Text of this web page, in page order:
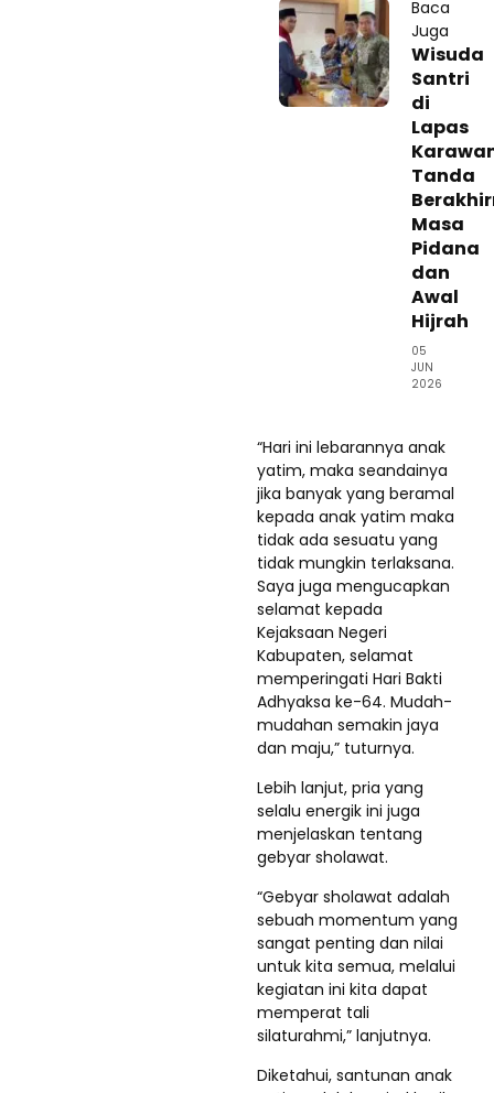
Baca
Juga
Wisuda
Santri
di
Lapas
Tanda
Masa
Pidana
dan
Awal
Hijrah
05
JUN
2026
“Hari ini lebarannya anak
yatim, maka seandainya
jika banyak yang beramal
kepada anak yatim maka
tidak ada sesuatu yang
tidak mungkin terlaksana.
Saya juga mengucapkan
selamat kepada
Kejaksaan Negeri
Kabupaten, selamat
memperingati Hari Bakti
Adhyaksa ke-64. Mudah-
mudahan semakin jaya
dan maju,” tuturnya.
Lebih lanjut, pria yang
selalu energik ini juga
menjelaskan tentang
gebyar sholawat.
“Gebyar sholawat adalah
sebuah momentum yang
sangat penting dan nilai
untuk kita semua, melalui
kegiatan ini kita dapat
memperat tali
silaturahmi,” lanjutnya.
Diketahui, santunan anak